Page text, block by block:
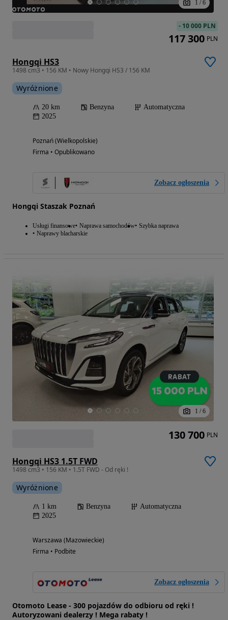
1 / 6
Hongqi HS3
1498 cm3 • 156 KM • Nowy Hongqi HS3 / 156 KM
Wyróżnione
20 km Benzyna
Automatyczna
2025
Poznań (Wielkopolskie)
Firma • Opublikowano
Zobacz ogłoszenia
Hongqi Staszak Poznań
Usługi finansowe Naprawa samochodów Szybka naprawa
Naprawy blacharskie
- 10 000 PLN
117 300 PLN
1 / 6
Hongqi HS3 1.5T FWD
1498 cm3 • 156 KM • 1.5T FWD - Od ręki !
Wyróżnione
1 km Benzyna
Automatyczna
2025
Warszawa (Mazowieckie)
Firma • Podbite
Zobacz ogłoszenia
Otomoto Lease - 300 pojazdów do odbioru od ręki !
Autoryzowani dealerzy ! Mega rabaty !
130 700 PLN